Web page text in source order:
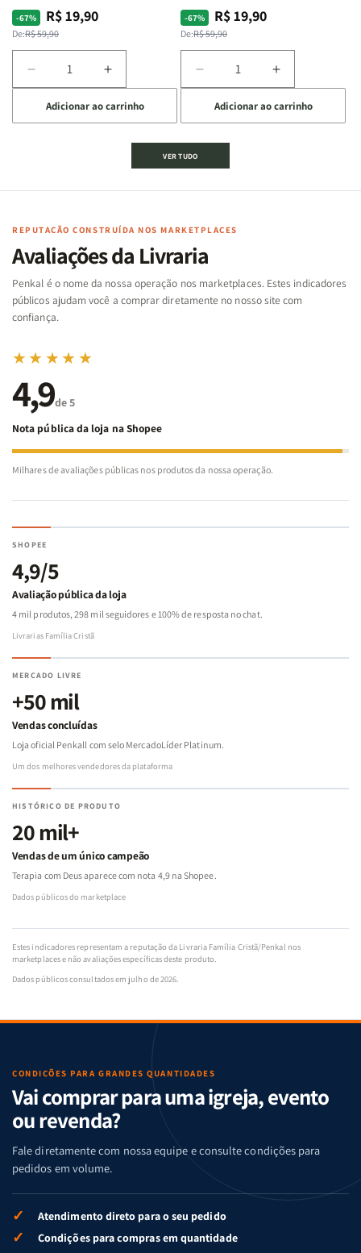
-67%
Preço
normal
De:R$ 59,90
Preço
promocional
R$ 19,90
Diminuir
a
quantidade
de
Cartas
Famílias
Bíblia
-
Penkal
Aumentar
a
quantidade
de
Jogo
Cartas
Famílias
da
Bíblia
-
Penkal
Adicionar ao carrinho
-67%
Preço
normal
De:R$ 59,90
Preço
promocional
R$ 19,90
Diminuir
a
quantidade
de
Jogo
|
de
Aumentar
a
quantidade
de
|
Adicionar ao carrinho
VER TUDO
REPUTAÇÃO CONSTRUÍDA NOS MARKETPLACES
Avaliações da Livraria
Penkal é o nome da nossa operação nos marketplaces. Estes indicadores
públicos ajudam você a comprar diretamente no nosso site com
confiança.
★★★★★
4,9de 5
Nota pública da loja na Shopee
Milhares de avaliações públicas nos produtos da nossa operação.
SHOPEE
4,9/5
Avaliação pública da loja
4 mil produtos, 298 mil seguidores e 100% de resposta no chat.
Livrarias Família Cristã
MERCADO LIVRE
+50 mil
Vendas concluídas
Loja oficial Penkall com selo MercadoLíder Platinum.
Um dos melhores vendedores da plataforma
HISTÓRICO DE PRODUTO
20 mil+
Vendas de um único campeão
Terapia com Deus aparece com nota 4,9 na Shopee.
Dados públicos do marketplace
Estes indicadores representam a reputação da Livraria Família Cristã/Penkal nos
marketplaces e não avaliações específicas deste produto.
Dados públicos consultados em julho de 2026.
CONDIÇÕES PARA GRANDES QUANTIDADES
Vai comprar para uma igreja, evento
ou revenda?
Fale diretamente com nossa equipe e consulte condições para
pedidos em volume.
✓ Atendimento direto para o seu pedido
✓ Condições para compras em quantidade